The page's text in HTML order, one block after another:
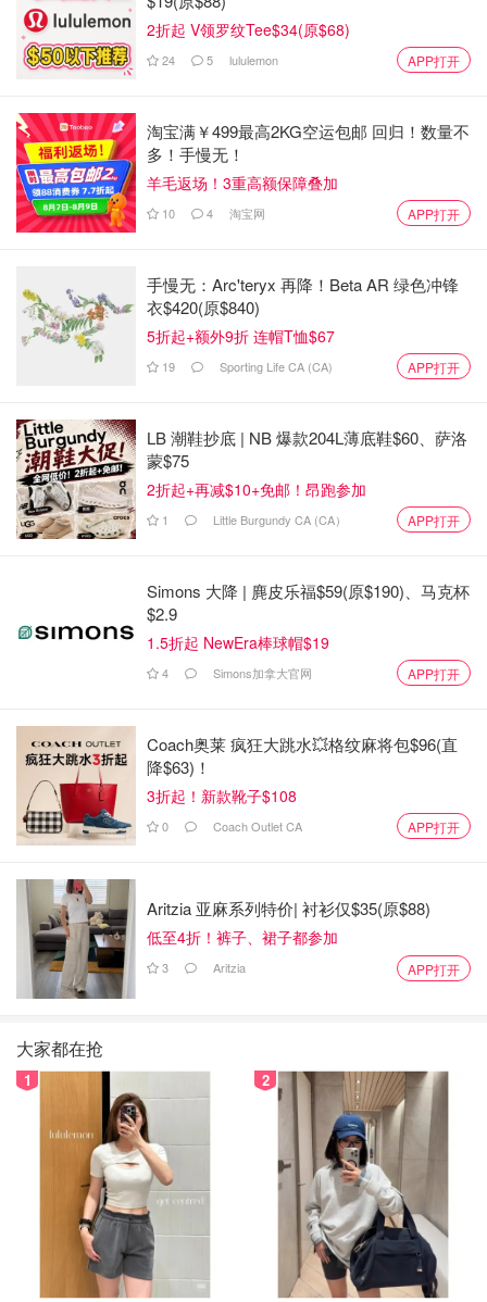
2折起 V领罗纹Tee$34(原$68)
24 5 lululemon APP打开
淘宝满￥499最高2KG空运包邮 回归！数量不
多！手慢无！
羊毛返场！3重高额保障叠加
10 4 淘宝网 APP打开
手慢无：Arc'teryx 再降！Beta AR 绿色冲锋
衣$420(原$840)
5折起+额外9折 连帽T恤$67
19 Sporting Life CA (CA) APP打开
LB 潮鞋抄底 | NB 爆款204L薄底鞋$60、萨洛
蒙$75
2折起+再减$10+免邮！昂跑参加
1 Little Burgundy CA (CA） APP打开
Simons 大降 | 麂皮乐福$59(原$190)、马克杯
$2.9
1.5折起 NewEra棒球帽$19
4 Simons加拿大官网 APP打开
Coach奥莱 疯狂大跳水💥格纹麻将包$96(直
降$63)！
3折起！新款靴子$108
0 Coach Outlet CA APP打开
Aritzia 亚麻系列特价| 衬衫仅$35(原$88)
低至4折！裤子、裙子都参加
3 Aritzia APP打开
大家都在抢
1 2